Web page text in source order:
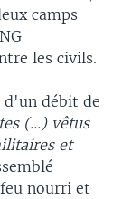
camps
les civils.
d'un débit de
(...) vêtus
et
nourri et